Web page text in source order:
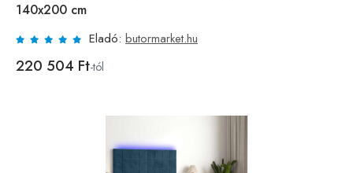
140x200 cm
Eladó: butormarket.hu
220 504 Ft-tól